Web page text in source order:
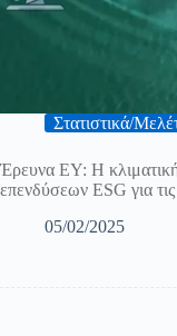
Στατιστικά/
Έρευνα ΕΥ: Η κλιματική
επενδύσεων ESG για
05/02/2025